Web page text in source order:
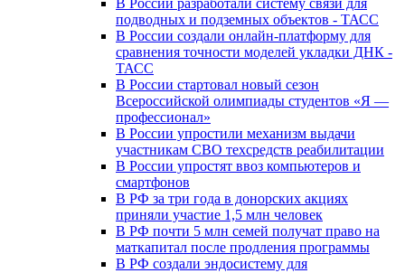
В России разработали систему связи для
подводных и подземных объектов - ТАСС
В России создали онлайн-платформу для
сравнения точности моделей укладки ДНК -
ТАСС
В России стартовал новый сезон
Всероссийской олимпиады студентов «Я —
профессионал»
В России упростили механизм выдачи
участникам СВО техсредств реабилитации
В России упростят ввоз компьютеров и
смартфонов
В РФ за три года в донорских акциях
приняли участие 1,5 млн человек
В РФ почти 5 млн семей получат право на
маткапитал после продления программы
В РФ создали эндосистему для